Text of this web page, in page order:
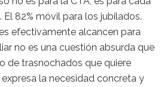
82% móvil para los jubilados.
efectivamente alcancen para
no es una cuestión absurda que
de trasnochados que quiere
la necesidad concreta y